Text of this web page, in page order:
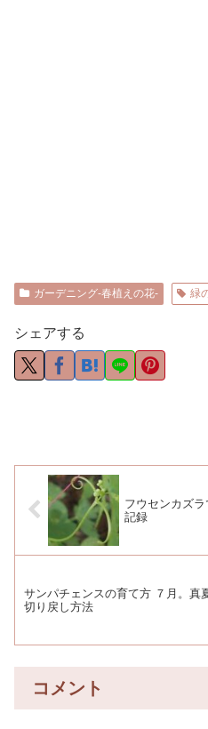
ガーデニング-春植えの花- 緑
シェアする
フウセンカズ
記録
サンパチェンスの育て方 ７月。真
切り戻し方法
コメント